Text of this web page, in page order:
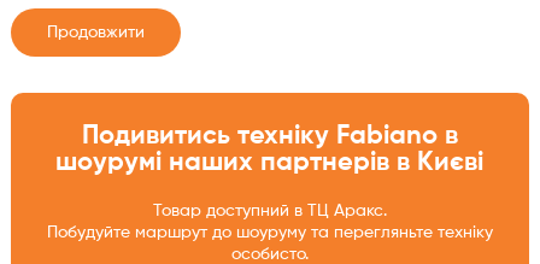
Продовжити
Подивитись техніку Fabiano в
шоурумі наших партнерів в Києві
Товар доступний в ТЦ Аракс.
Побудуйте маршрут до шоуруму та перегляньте техніку
особисто.